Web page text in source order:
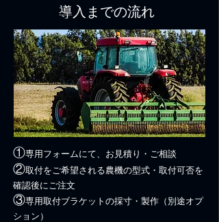
導入までの流れ
①​専用フォームにて、お見積り・ご相談
②​取付をご希望される農機の型式・取付可否を
確認後にご注文
③専用取付ブラケットの採寸・製作（別途オプ
ション）